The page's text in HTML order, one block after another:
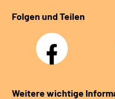
Folgen und Teilen
Facebook
Weitere wichtige